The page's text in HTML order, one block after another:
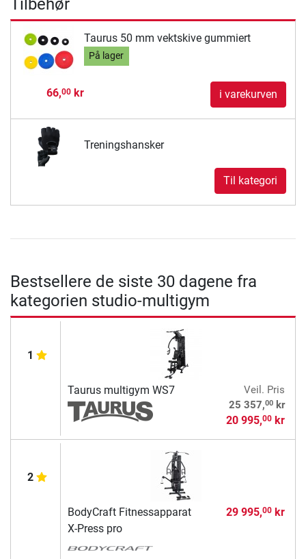
Tilbehør
Taurus 50 mm vektskive gummiert
På lager
66,00kr i varekurven
Treningshansker
Til kategori
Bestsellere de siste 30 dagene fra
kategorien studio-multigym
1
Taurus multigym WS7
Veil. Pris
25 357,00kr
20 995,00kr
2
BodyCraft Fitnessapparat
X-Press pro
29 995,00kr